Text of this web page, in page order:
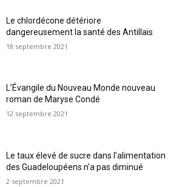
Le chlordécone détériore
dangereusement la santé des Antillais
18 septembre 2021
L’Évangile du Nouveau Monde nouveau
roman de Maryse Condé
12 septembre 2021
Le taux élevé de sucre dans l’alimentation
des Guadeloupéens n’a pas diminué
2 septembre 2021